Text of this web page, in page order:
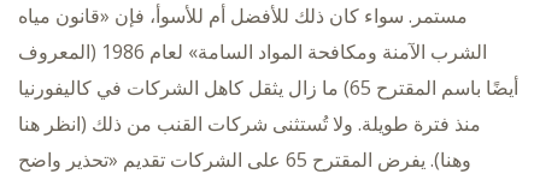
مستمر. سواء كان ذلك للأفضل أم للأسوأ، فإن «قانون مياه
الشرب الآمنة ومكافحة المواد السامة» لعام 1986 (المعروف
أيضًا باسم المقترح 65) ما زال يثقل كاهل الشركات في كاليفورنيا
منذ فترة طويلة. ولا تُستثنى شركات القنب من ذلك (انظر هنا
وهنا). يفرض المقترح 65 على الشركات تقديم «تحذير واضح